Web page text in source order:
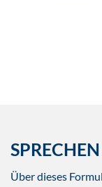
Über dieses